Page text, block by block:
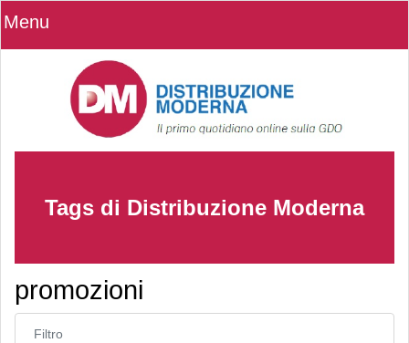
Menu
Tags di Distribuzione Moderna
promozioni
Inserisci parte del titolo